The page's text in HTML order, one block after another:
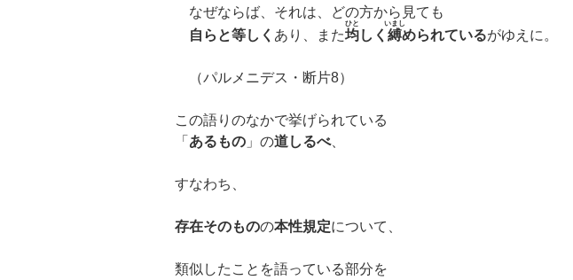
なぜならば、それは、どの方から見ても
自らと等しく あり、また均
ひと
しく 縛
いまし
められているがゆえに。
（パルメニデス・断片8）
この語りのなかで挙げられている
「 あるもの 」の道しるべ、
すなわち、
存在そのものの本性規定について、
類似したことを語っている部分を